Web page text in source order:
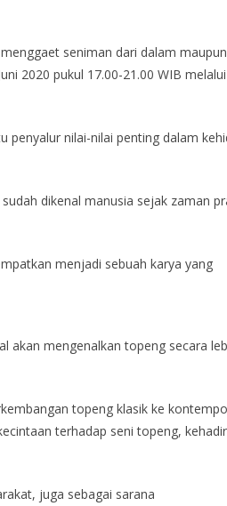
seniman dari dalam
2020 pukul 17.00-21.00 WIB
nilai-nilai penting dalam
dikenal manusia sejak zaman
menjadi sebuah karya yang
akan mengenalkan topeng secara
topeng klasik ke
terhadap seni topeng,
juga sebagai sarana